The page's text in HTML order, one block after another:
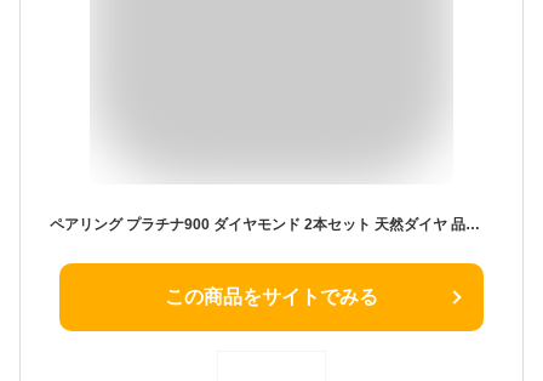
ペアリング プラチナ900 ダイヤモンド 2本セット 天然ダイヤ 品質保証書 金属アレルギー 日本製 おしゃれ ジュエリー プレゼント ギフト クリスマス 卒業式 入学式 卒園式 入園式 お祝い
この商品をサイトでみる